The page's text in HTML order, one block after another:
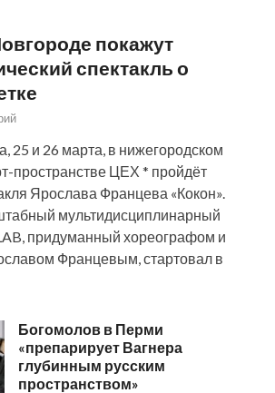
покажут
спектакль о
25 и 26 марта, в нижегородском
пространстве ЦЕХ * пройдёт
Ярослава Францева «Кокон».
мультидисциплинарный
придуманный хореографом и
Францевым, стартовал в
Богомолов в Перми
«препарирует Вагнера
глубинным русским
пространством»